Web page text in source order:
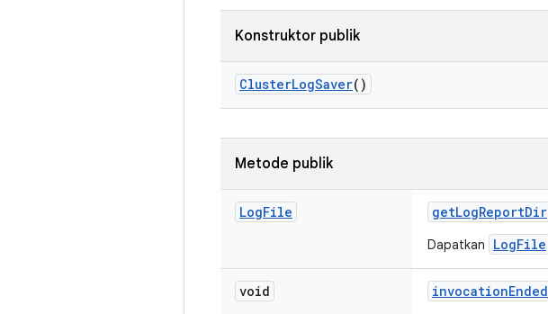
Konstruktor publik
ClusterLogSaver()
Metode publik
LogFile getLogReportDir
Dapatkan LogFile
void invocationEnded